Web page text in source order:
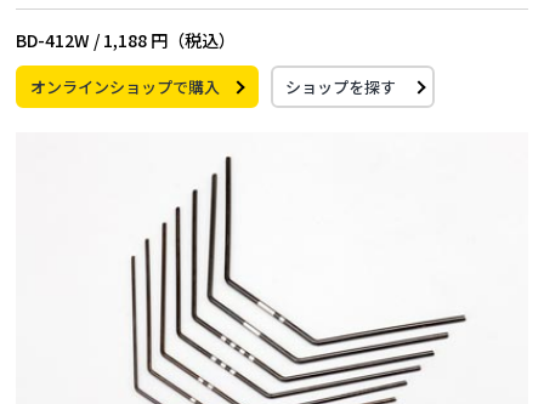
BD-412W / 1,188 円（税込）
オンラインショップで購入 ショップを探す